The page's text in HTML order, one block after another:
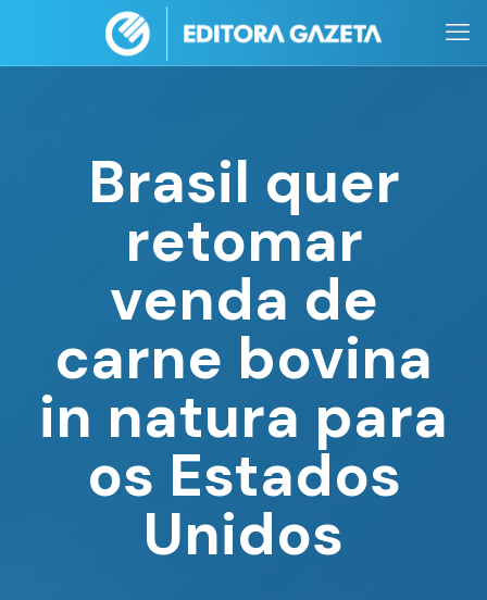
Brasil quer
retomar
venda de
carne bovina
in natura para
os Estados
Unidos